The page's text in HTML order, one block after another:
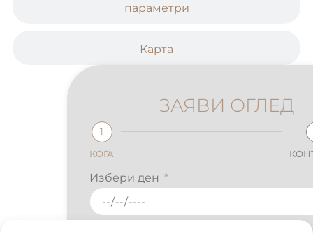
параметри
Карта
ЗАЯВИ ОГЛЕД
2
Избери ден